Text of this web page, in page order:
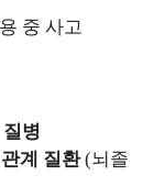
중 사고
병
계 질환(뇌졸